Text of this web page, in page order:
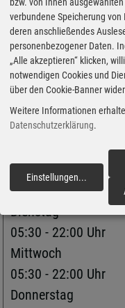
Adresse
An Der Bundesstr. 19
Montag
05:30 - 22:00 Uhr
Dienstag
05:30 - 22:00 Uhr
Mittwoch
05:30 - 22:00 Uhr
Donnerstag
verbundene Speicherung
deren anschließendes
personenbezogener Daten.
„Alle akzeptieren“ klicken,
notwendigen Cookies und
über den Cookie-Banner
Weitere Informationen
Datenschutzerklärung.
Einstellungen...